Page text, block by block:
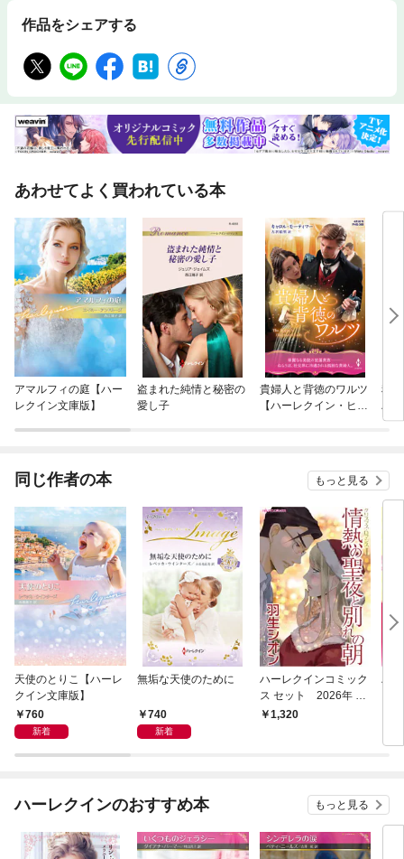
作品をシェアする
あわせてよく買われている本
アマルフィの庭【ハー
レクイン文庫版】
盗まれた純情と秘密の
愛し子
貴婦人と背徳のワルツ
【ハーレクイン・ヒス
秘
ハ
ス
同じ作者の本 もっと見る
天使のとりこ【ハーレ
クイン文庫版】
760
新着
無垢な天使のために
740
新着
ハーレクインコミック
ス セット 2026年 vo
l.865
1,320
ハ
ハーレクインのおすすめ本 もっと見る